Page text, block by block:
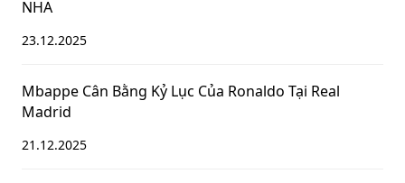
NHA
23.12.2025
Mbappe Cân Bằng Kỷ Lục Của Ronaldo Tại Real
Madrid
21.12.2025